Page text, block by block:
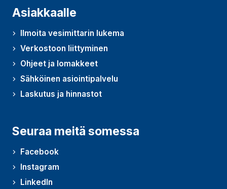
Asiakkaalle
Ilmoita vesimittarin lukema
Verkostoon liittyminen
Ohjeet ja lomakkeet
Sähköinen asiointipalvelu
Laskutus ja hinnastot
Seuraa meitä somessa
Facebook
Instagram
LinkedIn